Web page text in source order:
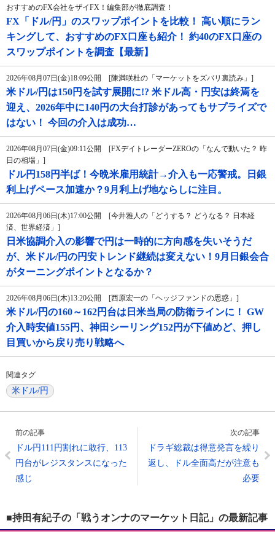
おすすめのFX会社をザイFX！編集部が徹底調査！
FX「ドル/円」のスワップポイントを比較！ 高い順にラン
キングして、おすすめのFX口座も紹介！ 約40のFX口座の
スワップポイントを調査【最新】
2026年08月07日(金)18:09公開 [陳満咲杜の「マーケットをズバリ裏読み」]
米ドル/円は150円を試す展開に!? 米ドル高・円安は終焉を
迎え、2026年中に140円の大台打診があってもサプライズで
はない！ 今回の介入は成功…
2026年08月07日(金)09:11公開 [FXデイトレーダーZEROの「なんで動いた？ 昨
日の相場」]
ドル円158円半ば！今晩米雇用統計→介入も一応警戒。日銀
利上げペース加速か？9月利上げ地ならしに注目。
2026年08月06日(木)17:00公開 [今井雅人の「どうする？ どうなる？ 日本経
済、世界経済」]
日米協調介入の影響で円は一時的に方向感を失いそうだ
が、米ドル/円の円安トレンド継続は変えない！9月日銀会合
がターニングポイントとなるか？
2026年08月06日(木)13:20公開 [西原宏一の「ヘッジファンドの思惑」]
米ドル/円の160～162円台は日米当局の防衛ラインに！ GW
介入時安値155円、神田シーリング152円が下値めど、押し
目買いから戻り売り戦略へ
関連タグ
米ドル/円
前の記事
ドル円111円割れに敢行、113
円台がレジスタンスになった
感じ
次の記事
ドラギ総裁は得意発言を繰り
返し、ドル全面高だが注意も
必要
■持田有紀子の「戦うオンナのマーケット日記」の最新記事